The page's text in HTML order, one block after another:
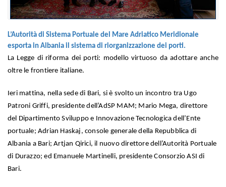
L’Autorità di Sistema Portuale del Mare Adriatico Meridionale
esporta in Albania il sistema di riorganizzazione dei porti.
La Legge di riforma dei porti: modello virtuoso da adottare anche
oltre le frontiere italiane.
Ieri mattina, nella sede di Bari, si è svolto un incontro tra Ugo
Patroni Griffi, presidente dell’AdSP MAM; Mario Mega, direttore
del Dipartimento Sviluppo e Innovazione Tecnologica dell’Ente
portuale; Adrian Haskaj, console generale della Repubblica di
Albania a Bari; Artjan Qirici, il nuovo direttore dell’Autorità Portuale
di Durazzo; ed Emanuele Martinelli, presidente Consorzio ASI di
Bari.